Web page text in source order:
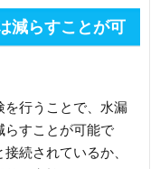
減らすことが可
を行うことで、水漏
らすことが可能で
続されているか、